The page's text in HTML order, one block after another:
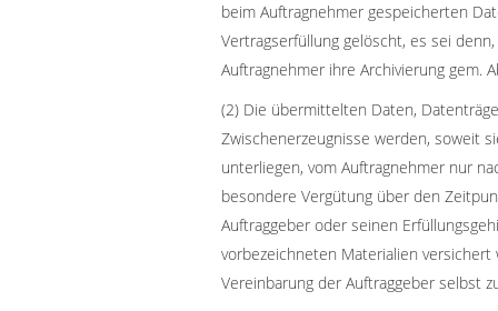
beim Auftragnehmer gespeicherten
Vertragserfüllung gelöscht, es sei
Auftragnehmer ihre Archivierung gem.
(2) Die übermittelten Daten,
Zwischenerzeugnisse werden, soweit
unterliegen, vom Auftragnehmer nur
besondere Vergütung über den
Auftraggeber oder seinen
vorbezeichneten Materialien
Vereinbarung der Auftraggeber selbst